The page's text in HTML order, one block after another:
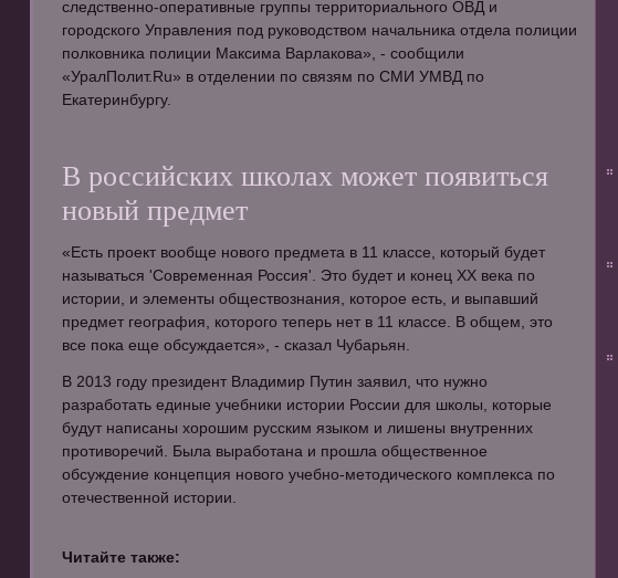
следственно-оперативные группы территориального ОВД и
городского Управления под руководством начальника отдела полиции
полковника полиции Максима Варлакова», - сообщили
«УралПолит.Ru» в отделении по связям по СМИ УМВД по
Екатеринбургу.
В российских школах может появиться
новый предмет
«Есть проект вообще нового предмета в 11 классе, который будет
называться 'Современная Россия'. Это будет и конец ХХ века по
истории, и элементы обществознания, которое есть, и выпавший
предмет география, которого теперь нет в 11 классе. В общем, это
все пока еще обсуждается», - сказал Чубарьян.
В 2013 году президент Владимир Путин заявил, что нужно
разработать единые учебники истории России для школы, которые
будут написаны хорошим русским языком и лишены внутренних
противоречий. Была выработана и прошла общественное
обсуждение концепция нового учебно-методического комплекса по
отечественной истории.
Читайте также: